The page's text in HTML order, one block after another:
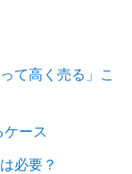
て高く売る」こ
ケース
必要？